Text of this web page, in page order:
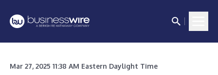
Mar 27, 2025 11:38 AM Eastern Daylight Time